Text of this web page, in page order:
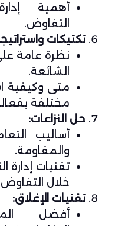
أهمية
التفاوض.
تكتيكات
نظرة عامة
الشائعة.
متى وكيفية
مختلفة
حل النزاعات:
أساليب
والمقاومة.
تقنيات إدارة
خلال
تقنيات الإغلاق:
أفضل